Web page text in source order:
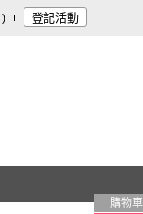
) 登記活動
購物車